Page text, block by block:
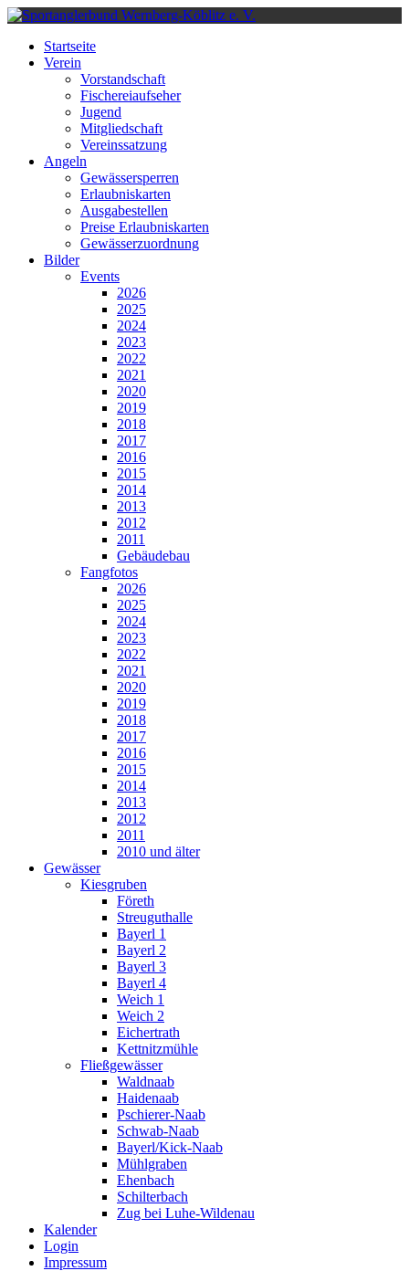
Startseite
Verein
Vorstandschaft
Fischereiaufseher
Jugend
Mitgliedschaft
Vereinssatzung
Angeln
Gewässersperren
Erlaubniskarten
Ausgabestellen
Preise Erlaubniskarten
Gewässerzuordnung
Bilder
Events
2026
2025
2024
2023
2022
2021
2020
2019
2018
2017
2016
2015
2014
2013
2012
2011
Gebäudebau
Fangfotos
2026
2025
2024
2023
2022
2021
2020
2019
2018
2017
2016
2015
2014
2013
2012
2011
2010 und älter
Gewässer
Kiesgruben
Företh
Streuguthalle
Bayerl 1
Bayerl 2
Bayerl 3
Bayerl 4
Weich 1
Weich 2
Eichertrath
Kettnitzmühle
Fließgewässer
Waldnaab
Haidenaab
Pschierer-Naab
Schwab-Naab
Bayerl/Kick-Naab
Mühlgraben
Ehenbach
Schilterbach
Zug bei Luhe-Wildenau
Kalender
Login
Impressum